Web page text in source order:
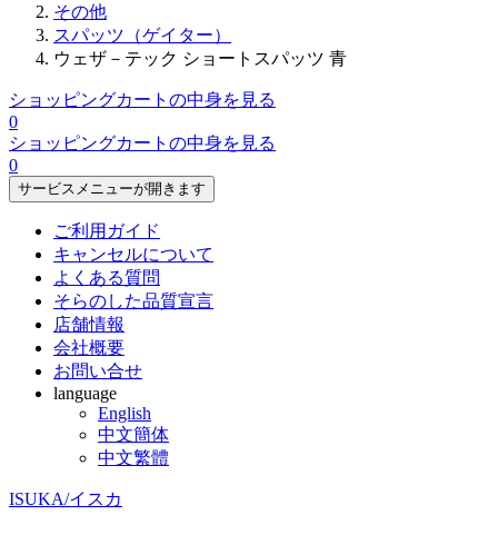
その他
スパッツ（ゲイター）
ウェザ－テック ショートスパッツ 青
ショッピングカートの中身を見る
0
ショッピングカートの中身を見る
0
サービスメニューが開きます
ご利用ガイド
キャンセルについて
よくある質問
そらのした品質宣言
店舗情報
会社概要
お問い合せ
language
English
中文簡体
中文繁體
ISUKA/イスカ